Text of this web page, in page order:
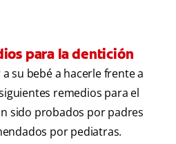
para la dentición
su bebé a hacerle frente a
remedios para el
sido probados por padres
por pediatras.